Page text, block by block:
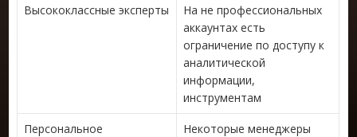
Высококлассные эксперты
На не профессиональных
аккаунтах есть
ограничение по доступу к
аналитической
информации,
инструментам
Персональное
Некоторые менеджеры